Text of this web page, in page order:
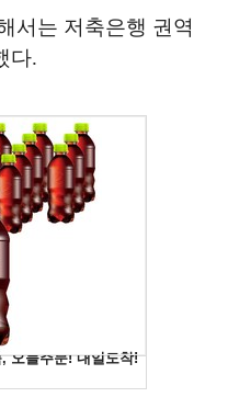
서는 저축은행 권역
다.